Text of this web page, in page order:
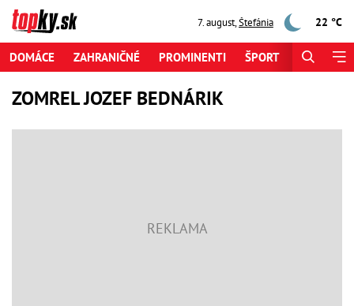
7. august,Štefánia 22 °C
DOMÁCE ZAHRANIČNÉ PROMINENTI ŠPORT
ZOMREL JOZEF BEDNÁRIK